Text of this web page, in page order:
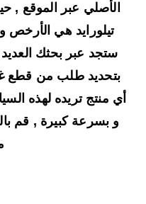
الأصلي عبر الموقع ,
تيلورايد هي الأرخص
ستجد عبر بحثك
بتحديد طلب من قطع
أي منتج تريده لهذه
و بسرعة كبيرة , قم